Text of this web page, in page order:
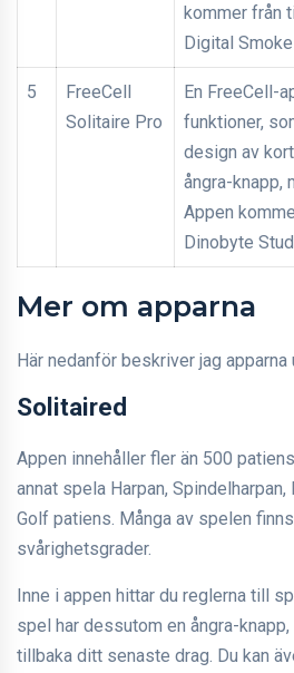
kommer från
Digital Smoke
5
FreeCell
Solitaire Pro
En FreeCell-
funktioner,
design av
ångra-knapp,
Appen
Dinobyte
Mer om apparna
Här nedanför beskriver jag apparna
Solitaired
Appen innehåller fler än 500
annat spela Harpan,
Golf patiens. Många av spelen
svårighetsgrader.
Inne i appen hittar du reglerna till
spel har dessutom en ångra-
tillbaka ditt senaste drag. Du kan